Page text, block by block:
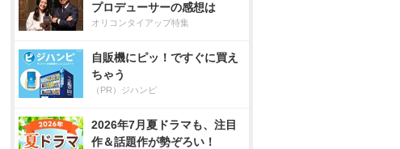
プロデューサーの感想は
オリコンタイアップ特集
自販機にピッ！ですぐに買え
ちゃう
（PR）ジハンピ
2026年7月夏ドラマも、注目
作＆話題作が勢ぞろい！